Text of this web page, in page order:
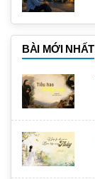
BÀI MỚI NHẤT